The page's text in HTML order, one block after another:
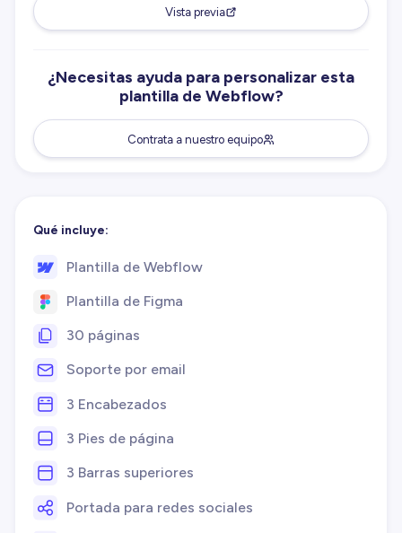
Vista previa
¿Necesitas ayuda para personalizar esta
plantilla de Webflow?
Contrata a nuestro equipo
Qué incluye:
Plantilla de Webflow
Plantilla de Figma
30 páginas
Soporte por email
3 Encabezados
3 Pies de página
3 Barras superiores
Portada para redes sociales